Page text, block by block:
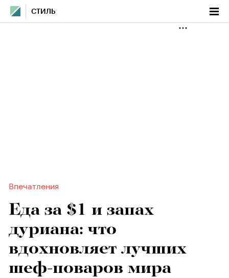
СТИЛЬ
Впечатления
Еда за $1 и запах
дуриана: что
вдохновляет лучших
шеф-поваров мира